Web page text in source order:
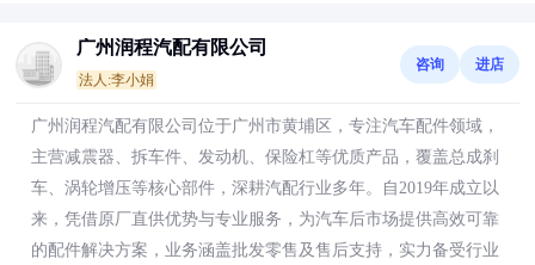
广州润程汽配有限公司
法人:李小娟
咨询 进店
广州润程汽配有限公司位于广州市黄埔区，专注汽车配件领域，
主营减震器、拆车件、发动机、保险杠等优质产品，覆盖总成刹
车、涡轮增压等核心部件，深耕汽配行业多年。自2019年成立以
来，凭借原厂直供优势与专业服务，为汽车后市场提供高效可靠
的配件解决方案，业务涵盖批发零售及售后支持，实力备受行业